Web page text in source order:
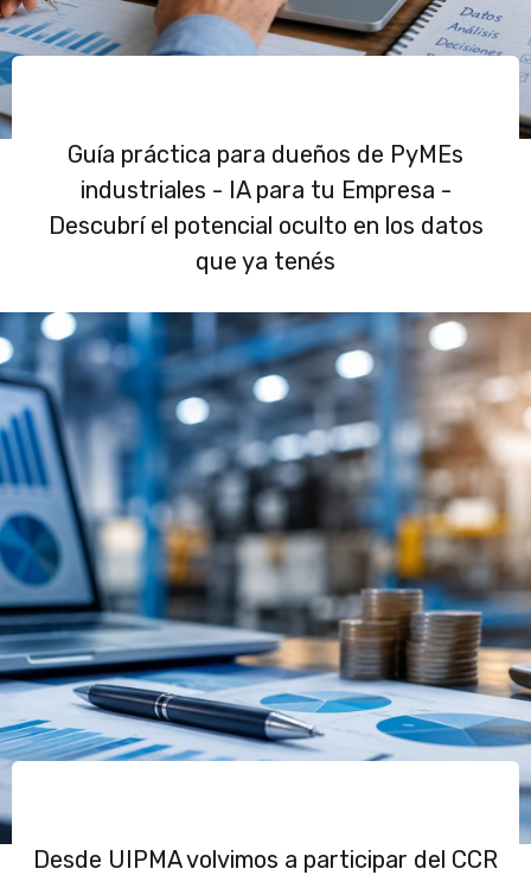
Guía práctica para dueños de PyMEs
industriales - IA para tu Empresa -
Descubrí el potencial oculto en los datos
que ya tenés
Desde UIPMA volvimos a participar del CCR